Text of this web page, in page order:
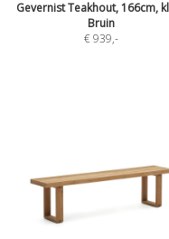
Gevernist Teakhout, 166cm,
Bruin
€ 939,-